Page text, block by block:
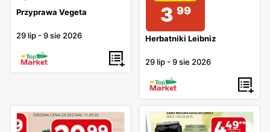
Przyprawa Vegeta
29 lip -9 sie 2026
3 99
Herbatniki Leibniz
29 lip -9 sie 2026